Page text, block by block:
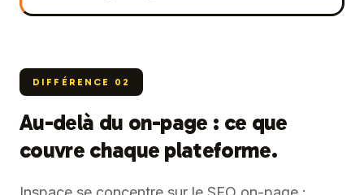
DIFFÉRENCE 02
Au-delà du on-page : ce que
couvre chaque plateforme.